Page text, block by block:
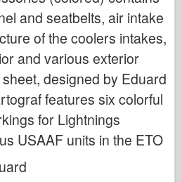
and seatbelts, air intake
of the coolers intakes,
and various exterior
designed by Eduard
features six colorful
for Lightnings
USAAF units in the ETO